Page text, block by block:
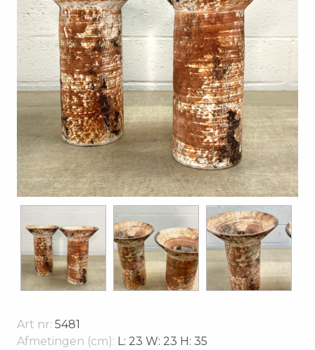
Art nr: 5481
Afmetingen (cm): L: 23 W: 23 H: 35